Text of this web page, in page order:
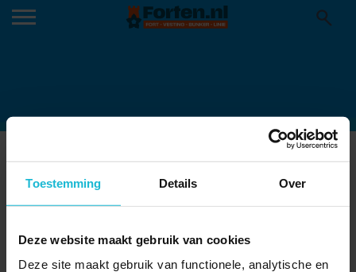
Toestemming Details Over
Deze website maakt gebruik van cookies
Deze site maakt gebruik van functionele, analytische en
550×695-1